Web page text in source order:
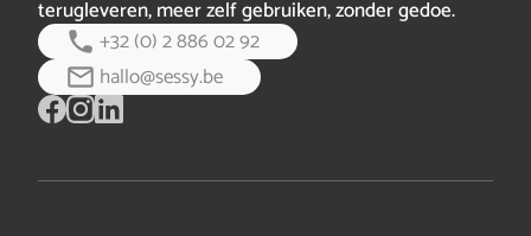
terugleveren, meer zelf gebruiken, zonder gedoe.
+32 (0) 2 886 02 92
hallo@sessy.be